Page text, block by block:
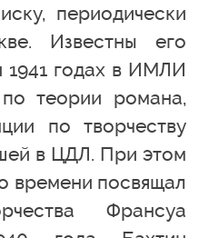
периодически
Известны его
1941 годах в ИМЛИ
теории романа,
по творчеству
в ЦДЛ. При этом
времени посвящал
Франсуа